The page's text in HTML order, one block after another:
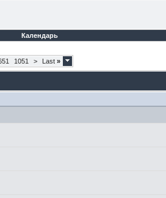
Календарь
1051 > Last»